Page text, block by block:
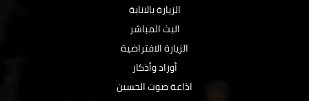
الزيارة بالانابة
البث المباشر
الزيارة الافتراضية
أوراد وأذكار
اذاعة صوت الحسين